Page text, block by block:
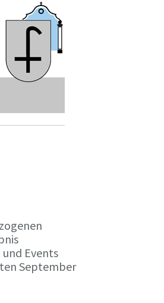
Events
September